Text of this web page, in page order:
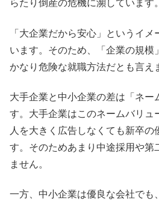
らたり倒産の危機に瀕しています。
「大企業だから安心」というイ
います。そのため、「企業の規模
かなり危険な就職方法だとも言え
大手企業と中小企業の差は「ネー
す。大手企業はこのネームバリュ
人を大きく広告しなくても新卒の
す。そのためあまり中途採用や第
ません。
一方、中小企業は優良な会社でも